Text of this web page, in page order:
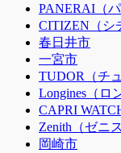
PANERAI（
CITIZEN（シ
春日井市
一宮市
TUDOR（チ
Longines（ロ
CAPRI
Zenith（ゼニ
岡崎市